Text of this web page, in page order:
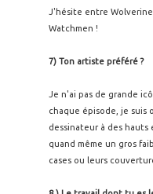
J'hésite entre
Watchmen !
7) Ton artiste préféré ?
Je n'ai pas de grande
chaque épisode, je suis
dessinateur à des hauts
quand même un gros
cases ou leurs